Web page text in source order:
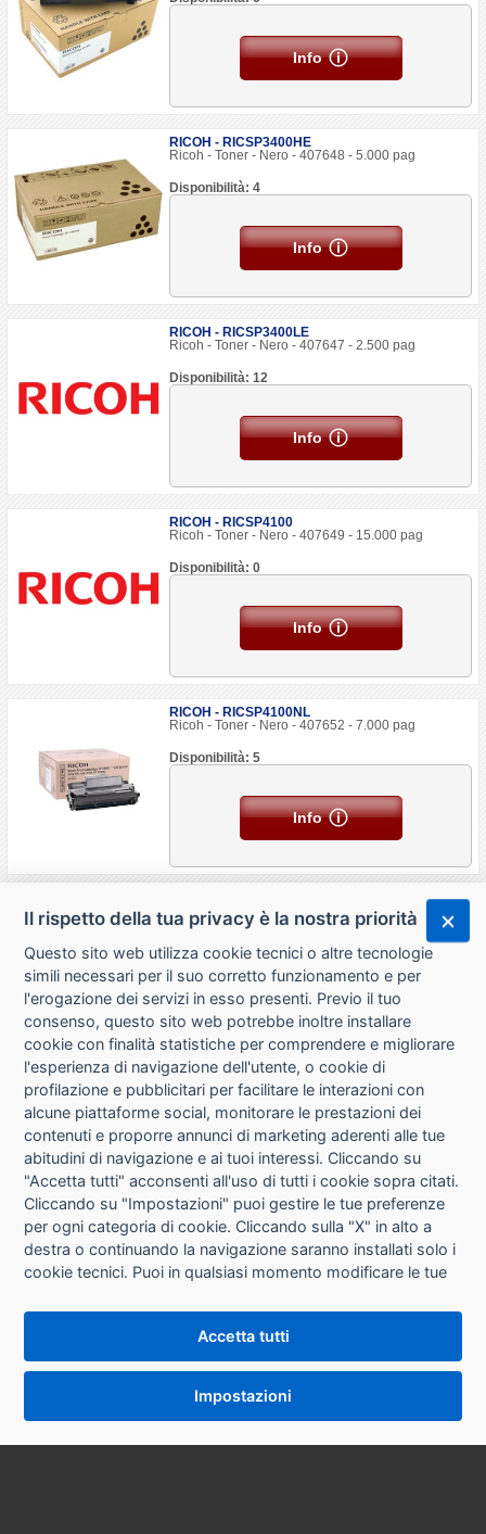
Info
RICOH - RICSP3400HE
Ricoh - Toner - Nero - 407648 - 5.000 pag
Disponibilità: 4
Info
RICOH - RICSP3400LE
Ricoh - Toner - Nero - 407647 - 2.500 pag
Disponibilità: 12
Info
RICOH - RICSP4100
Ricoh - Toner - Nero - 407649 - 15.000 pag
Disponibilità: 0
Info
RICOH - RICSP4100NL
Ricoh - Toner - Nero - 407652 - 7.000 pag
Disponibilità: 5
Info
CHI SIAMO
CONTATTI
CONDIZIONI DI VENDITA
RICHIESTA RECESSO
PRIVACY
Il rispetto della tua privacy è la nostra priorità
Questo sito web utilizza cookie tecnici o altre tecnologie
simili necessari per il suo corretto funzionamento e per
l'erogazione dei servizi in esso presenti. Previo il tuo
consenso, questo sito web potrebbe inoltre installare
cookie con finalità statistiche per comprendere e migliorare
l'esperienza di navigazione dell'utente, o cookie di
profilazione e pubblicitari per facilitare le interazioni con
alcune piattaforme social, monitorare le prestazioni dei
contenuti e proporre annunci di marketing aderenti alle tue
abitudini di navigazione e ai tuoi interessi. Cliccando su
"Accetta tutti" acconsenti all'uso di tutti i cookie sopra citati.
Cliccando su "Impostazioni" puoi gestire le tue preferenze
per ogni categoria di cookie. Cliccando sulla "X" in alto a
destra o continuando la navigazione saranno installati solo i
cookie tecnici. Puoi in qualsiasi momento modificare le tue
che si trova in fondo alle pagine del sito. Per maggiori
informazioni consulta la nostraInformativa sui cookie
Accetta tutti
Impostazioni